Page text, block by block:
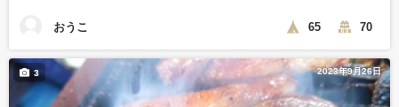
おうこ 65 70
2023年9月26日
3